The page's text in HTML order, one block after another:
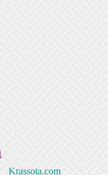
Krassota.com